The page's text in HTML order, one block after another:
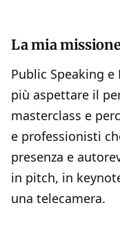
La mia
Public Speaking
più aspettare il
masterclass e
e professionisti
presenza e
in pitch, in
una telecamera.